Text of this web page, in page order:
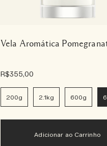
Vela Aromática
R$355,00
200g 2.1kg 600g
Adicionar ao Carrinho